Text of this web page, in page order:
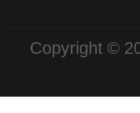
Copyright ©